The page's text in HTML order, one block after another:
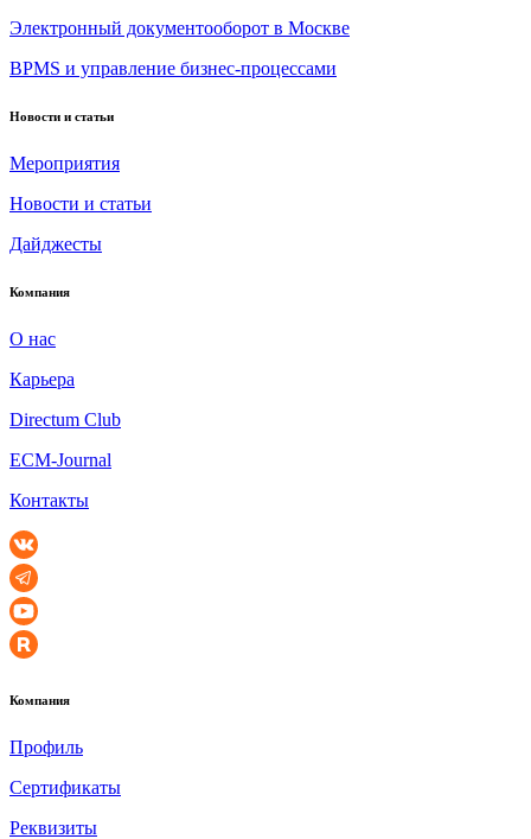
Электронный документооборот в Москве
BPMS и управление бизнес-процессами
Новости и статьи
Мероприятия
Новости и статьи
Дайджесты
Компания
О нас
Карьера
Directum Club
ECM-Journal
Контакты
Компания
Профиль
Сертификаты
Реквизиты